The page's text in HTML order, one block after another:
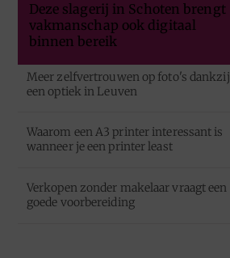
Deze slagerij in Schoten brengt
vakmanschap ook digitaal
binnen bereik
Meer zelfvertrouwen op foto's dankzij
een optiek in Leuven
Waarom een A3 printer interessant is
wanneer je een printer least
Verkopen zonder makelaar vraagt een
goede voorbereiding